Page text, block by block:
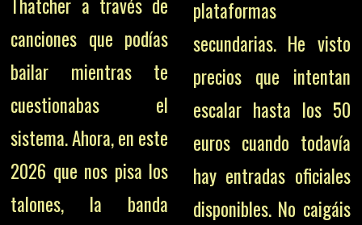
canciones que podías
bailar mientras te
cuestionabas el
sistema. Ahora, en este
2026 que nos pisa los
talones, la banda
plataformas
secundarias. He visto
precios que intentan
escalar hasta los 50
euros cuando todavía
hay entradas oficiales
disponibles. No caigáis